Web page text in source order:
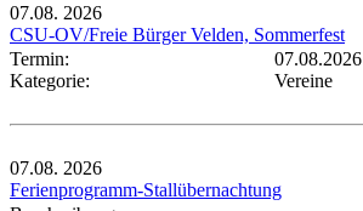
07.08. 2026
CSU-OV/Freie Bürger Velden, Sommerfest
Termin:
07.08.2026
Kategorie:
Vereine
07.08. 2026
Ferienprogramm-Stallübernachtung